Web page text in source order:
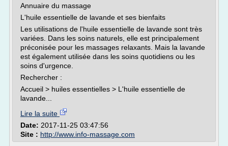
Annuaire du massage
L'huile essentielle de lavande et ses bienfaits
Les utilisations de l'huile essentielle de lavande sont très
variées. Dans les soins naturels, elle est principalement
préconisée pour les massages relaxants. Mais la lavande
est également utilisée dans les soins quotidiens ou les
soins d'urgence.
Rechercher :
Accueil > huiles essentielles > L'huile essentielle de
lavande...
Lire la suite
Date: 2017-11-25 03:47:56
Site : http://www.info-massage.com